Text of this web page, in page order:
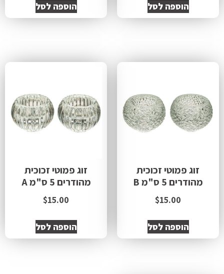
הוספה לסל הוספה לסל
זוג פמוטי זכוכית
מהודרים 5 ס"מ B
$15.00
הוספה לסל
זוג פמוטי זכוכית
מהודרים 5 ס"מ A
$15.00
הוספה לסל